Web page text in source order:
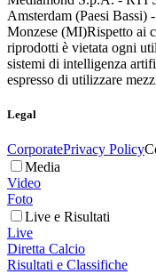
Amsterdam (Paesi
Monzese (MI)Rispetto ai
riprodotti è vietata ogni
sistemi di intelligenza
espresso di utilizzare
Legal
CorporatePrivacy Policy
Media
Video
Foto
Live e Risultati
Live
Diretta Calcio
Risultati e Classifiche